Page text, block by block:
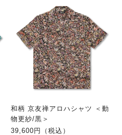
和柄 京友禅アロハシャツ ＜動
物更紗/黒＞
39,600円（税込）